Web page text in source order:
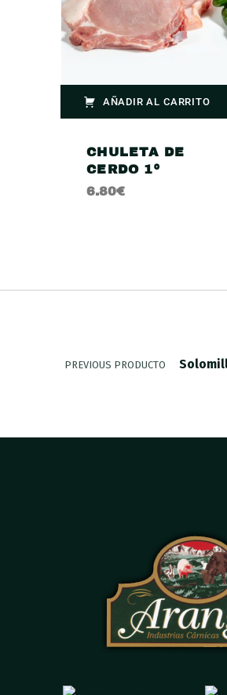
AÑADIR AL CARRITO
CHULETA DE
CERDO 1º
6.80€
PREVIOUS PRODUCTO